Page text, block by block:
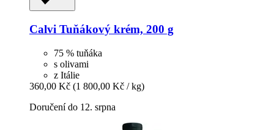
Calvi Tuňákový krém, 200 g
75 % tuňáka
s olivami
z Itálie
360,00 Kč (1 800,00 Kč / kg)
Doručení do 12. srpna